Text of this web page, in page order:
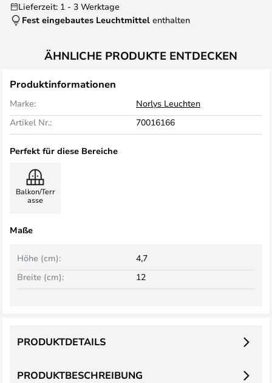
Lieferzeit: 1 - 3 Werktage
Fest eingebautes Leuchtmittel enthalten
ÄHNLICHE PRODUKTE ENTDECKEN
Produktinformationen
Marke:
Norlys Leuchten
Artikel Nr.:
70016166
Perfekt für diese Bereiche
Balkon/Terr
asse
Maße
Breite (cm): 12
Höhe (cm): 4,7
PRODUKTBESCHREIBUNG
PRODUKTDETAILS